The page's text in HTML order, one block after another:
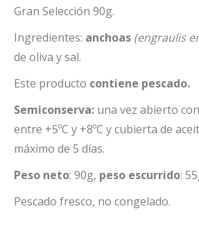
Gran Selección 90g.
Ingredientes: anchoas (engraulis
de oliva y sal.
Este producto contiene pescado.
Semiconserva: una vez abierto
entre +5ºC y +8ºC y cubierta de
máximo de 5 días.
Peso neto: 90g, peso escurrido:
Pescado fresco, no congelado.